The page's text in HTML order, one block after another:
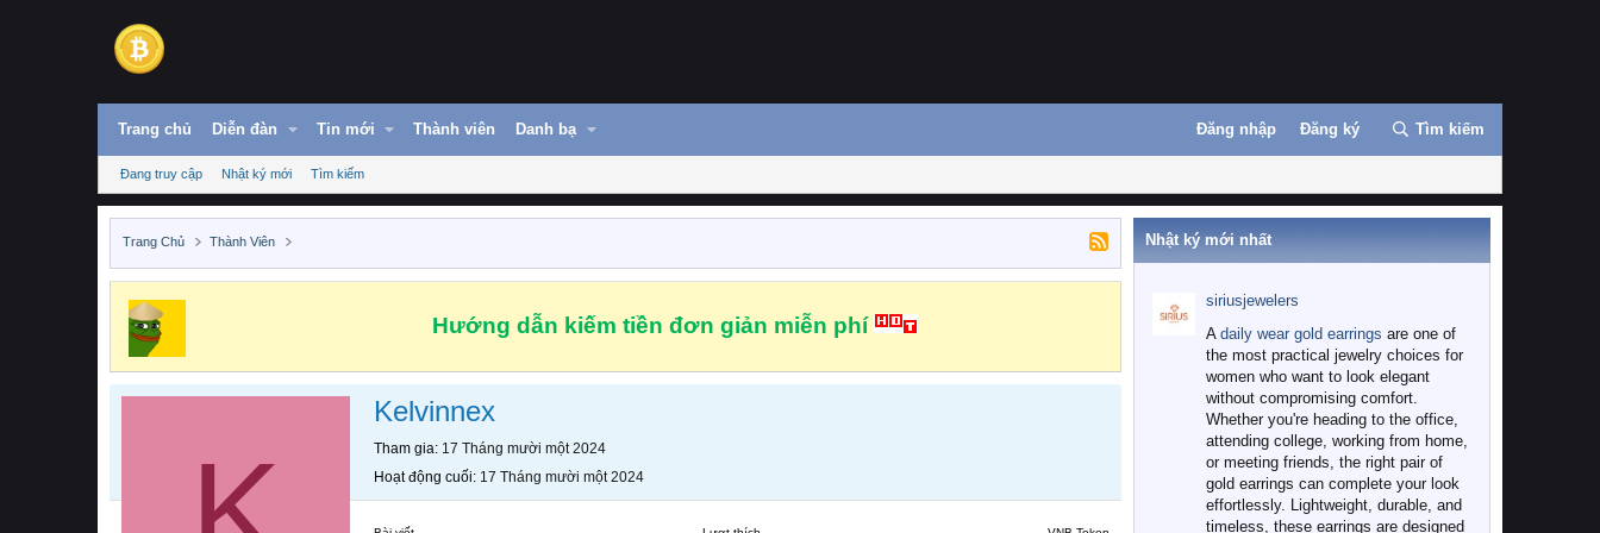
Trang chủ Diễn đàn Tin mới Thành viên Danh bạ Đăng nhập Đăng ký Tìm kiếm
Đang truy cập Nhật ký mới Tìm kiếm
Trang Chủ Thành Viên
Hướng dẫn kiếm tiền đơn giản miễn phí
Kelvinnex
Tham gia 17 Tháng mười một 2024
Hoạt động cuối 17 Tháng mười một 2024
Nhật ký mới nhất
siriusjewelers
A daily wear gold earrings are one of
the most practical jewelry choices for
women who want to look elegant
without compromising comfort.
Whether you're heading to the office,
attending college, working from home,
or meeting friends, the right pair of
gold earrings can complete your look
effortlessly. Lightweight, durable, and
timeless, these earrings are designed